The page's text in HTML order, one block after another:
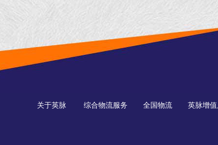
关于英脉 综合物流服务 全国物流 英脉增